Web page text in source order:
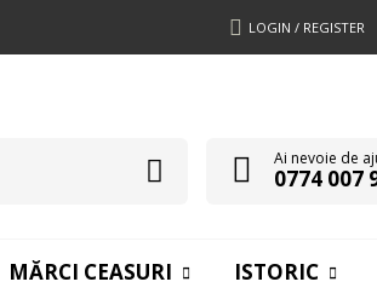
LOGIN / REGISTER
Ai nevoie de
0774 007
MĂRCI CEASURI ISTORIC